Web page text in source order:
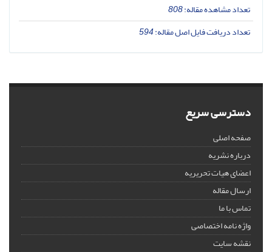
تعداد مشاهده مقاله:808
تعداد دریافت فایل اصل مقاله:594
دسترسی سریع
صفحه اصلی
درباره نشریه
اعضای هیات تحریریه
ارسال مقاله
تماس با ما
واژه نامه اختصاصی
نقشه سایت